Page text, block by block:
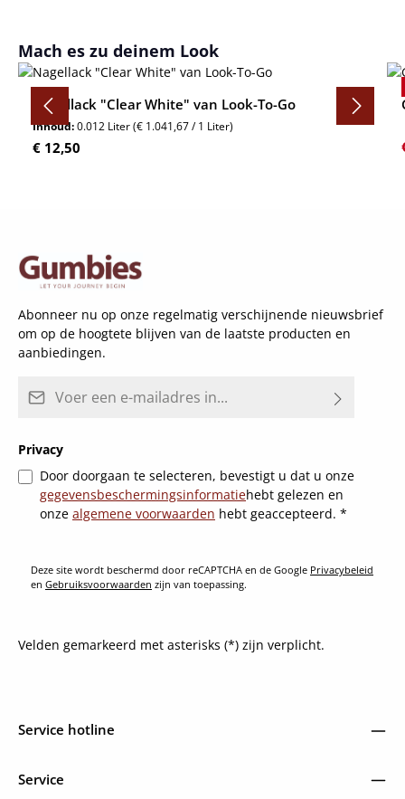
Productgalerij overslaan
Mach es zu deinem Look
Nagellack "Clear White" van Look-To-Go
Inhoud:0.012 Liter(€ 1.041,67 / 1 Liter)
Normale prijs:
€ 12,50
Abonneer nu op onze regelmatig verschijnende nieuwsbrief
om op de hoogtete blijven van de laatste producten en
aanbiedingen.
Privacy
Door doorgaan te selecteren, bevestigt u dat u onze
gegevensbeschermingsinformatiehebt gelezen en
onze algemene voorwaarden hebt geaccepteerd. *
Deze site wordt beschermd door reCAPTCHA en de Google Privacybeleid
en Gebruiksvoorwaarden zijn van toepassing.
Velden gemarkeerd met asterisks (*) zijn verplicht.
Service hotline
Service